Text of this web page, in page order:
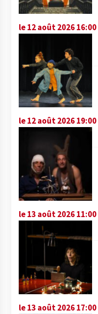
le 12 août 2026 16:00
le 12 août 2026 19:00
le 13 août 2026 11:00
le 13 août 2026 17:00